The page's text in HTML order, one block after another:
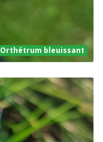
Orthétrum bleuissant